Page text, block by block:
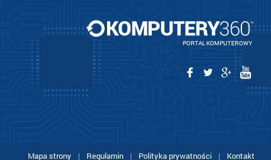
PORTAL KOMPUTEROWY
Mapa strony | Regulamin | Polityka prywatności | Kontakt